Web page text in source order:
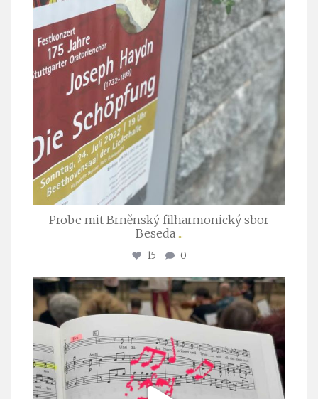
Probe mit Brněnský filharmonický sbor
Beseda ...
15 0
stuttgarter_oratorienchor
Juli 23